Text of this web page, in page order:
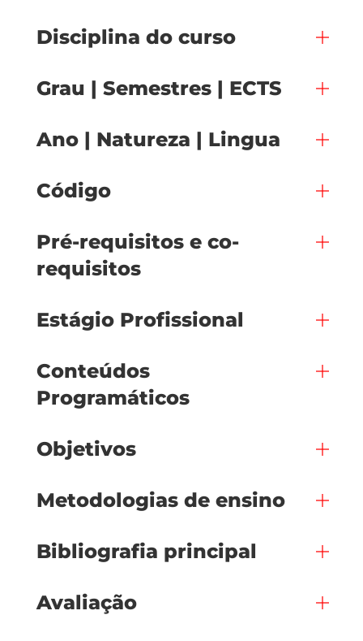
Disciplina do curso
Grau | Semestres | ECTS
Ano | Natureza | Lingua
Código
Pré-requisitos e co-
requisitos
Estágio Profissional
Conteúdos
Programáticos
Objetivos
Metodologias de ensino
Bibliografia principal
Avaliação